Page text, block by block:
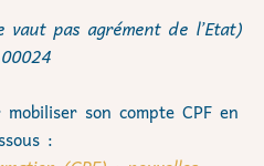
vaut pas agrément de l’Etat)
son compte CPF en
: